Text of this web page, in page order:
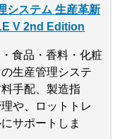
システム 生産革新
V 2nd Edition
食品・香料・化粧
生産管理システ
手配、製造指
や、ロットトレ
サポートしま